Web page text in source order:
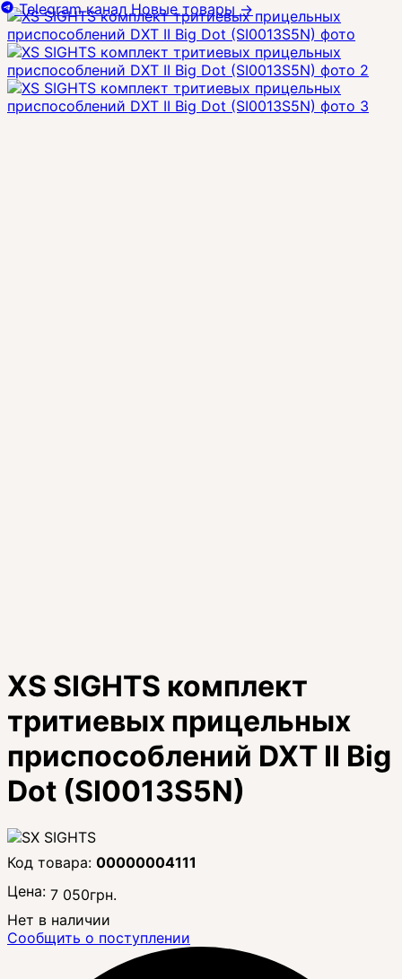
XS SIGHTS комплект
тритиевых прицельных
приспособлений DXT II Big
Dot (SI0013S5N)
00000004111
Цена: 7 050грн.
Нет в наличии
Сообщить о поступлении
Telegram канал Новые товары →